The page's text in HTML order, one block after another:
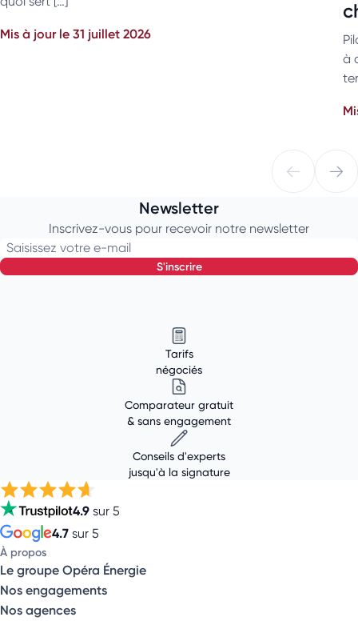
Mis à jour le 31 juillet 2026
à
Newsletter
Inscrivez-vous pour recevoir notre newsletter
Saisissez votre e-mail
s'inscrire
Tarifs
négociés
Comparateur gratuit
& sans engagement
Conseils d'experts
jusqu'à la signature
4.9 sur 5
4.7 sur 5
À propos
Le groupe Opéra Énergie
Nos engagements
Nos agences